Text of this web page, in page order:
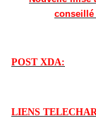
conseillé
POST XDA:
LIENS